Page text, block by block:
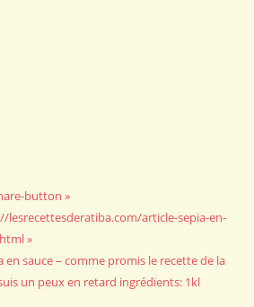
button »
lesrecettesderatiba.com/article-sepia-en-
»
en sauce – comme promis le recette de la
un peux en retard ingrédients: 1kl